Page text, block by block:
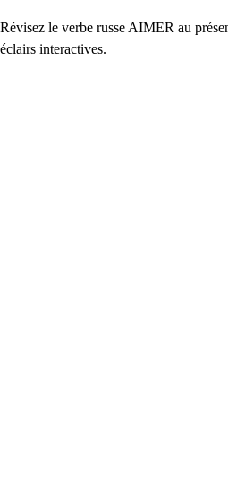
Révisez le verbe russe AIMER au
éclairs interactives.